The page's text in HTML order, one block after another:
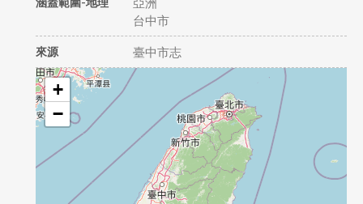
台中市
來源 臺中市志
+
−